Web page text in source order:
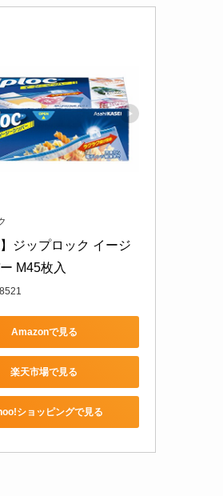
】ジップロック イージ
M45枚入
Amazonで見る
楽天市場で見る
ショッピングで見る